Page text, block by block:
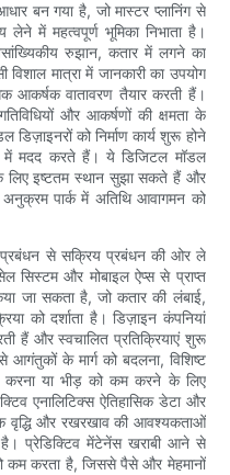
बन गया है, जो मास्टर प्लानिंग से
में महत्वपूर्ण भूमिका निभाता है।
रुझान, कतार में लगने का
मात्रा में जानकारी का उपयोग
वातावरण तैयार करती हैं।
और आकर्षणों की क्षमता के
डिज़ाइनरों को निर्माण कार्य शुरू होने
में मदद करते हैं। ये डिजिटल मॉडल
इष्टतम स्थान सुझा सकते हैं और
पार्क में अतिथि आवागमन को
प्रबंधन से सक्रिय प्रबंधन की ओर ले
और मोबाइल ऐप्स से प्राप्त
जा सकता है, जो कतार की लंबाई,
को दर्शाता है। डिज़ाइन कंपनियां
हैं और स्वचालित प्रतिक्रियाएं शुरू
के मार्ग को बदलना, विशिष्ट
करना या भीड़ को कम करने के लिए
एनालिटिक्स ऐतिहासिक डेटा और
वृद्धि और रखरखाव की आवश्यकताओं
प्रेडिक्टिव मेंटेनेंस खराबी आने से
कम करता है, जिससे पैसे और मेहमानों